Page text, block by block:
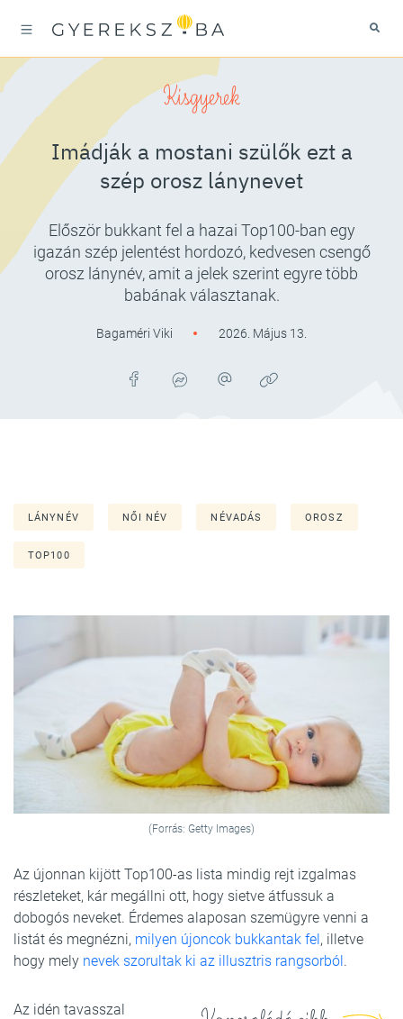
Kisgyerek
Imádják a mostani szülők ezt a
szép orosz lánynevet
Először bukkant fel a hazai Top100-ban egy
igazán szép jelentést hordozó, kedvesen csengő
orosz lánynév, amit a jelek szerint egyre több
babának választanak.
Bagaméri Viki 2026. Május 13.
LÁNYNÉV NŐI NÉV NÉVADÁS OROSZ
TOP100
(Forrás: Getty Images)
Az újonnan kijött Top100-as lista mindig rejt izgalmas
részleteket, kár megállni ott, hogy sietve átfussuk a
dobogós neveket. Érdemes alaposan szemügyre venni a
listát és megnézni, milyen újoncok bukkantak fel , illetve
hogy mely nevek szorultak ki az illusztris rangsorból .
Az idén tavasszal